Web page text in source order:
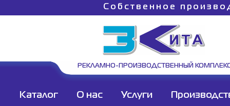
Собственное
РЕКЛАМНО-ПРОИЗВОДСТВЕННЫЙ
Каталог О нас Услуги